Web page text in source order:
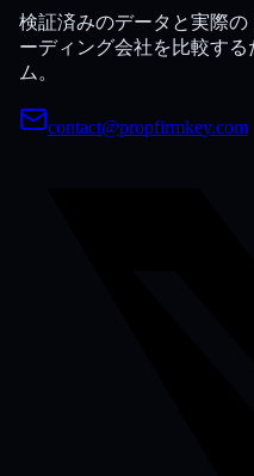
検証済みのデータと実際
ーディング会社を比較す
ム。
contact@propfirmkey.com